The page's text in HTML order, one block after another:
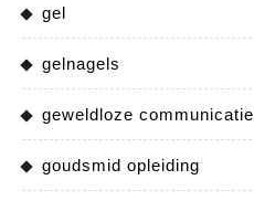
gel
gelnagels
geweldloze communicatie
goudsmid opleiding